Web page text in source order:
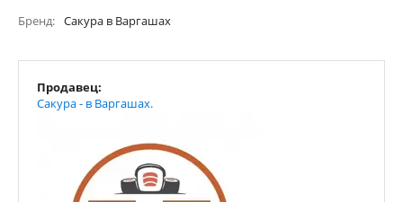
Бренд Сакура в Варгашах
Продавец:
Сакура - в Варгашах.